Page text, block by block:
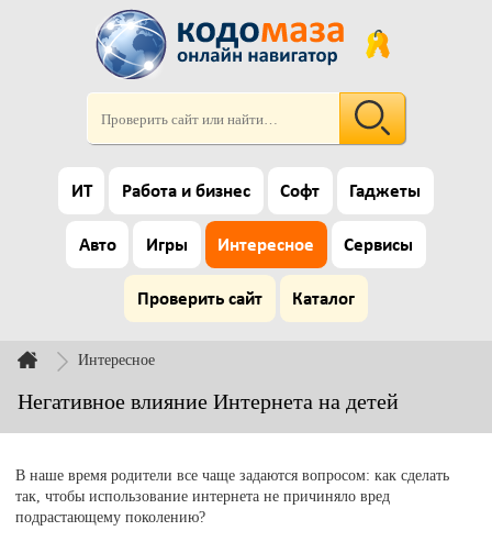
ИТ Работа и бизнес Софт Гаджеты
Авто Игры Интересное Сервисы
Проверить сайт Каталог
Интересное
Негативное влияние Интернета на детей
В наше время родители все чаще задаются вопросом: как сделать
так, чтобы использование интернета не причиняло вред
подрастающему поколению?